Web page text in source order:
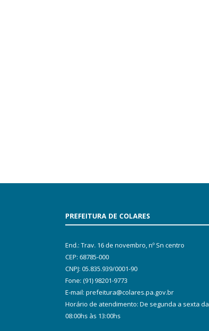
PREFEITURA DE COLARES
End.: Trav. 16 de novembro, nº Sn centro
CEP: 68785-000
CNPJ: 05.835.939/0001-90
Fone: (91) 98201-9773
E-mail: prefeitura@colares.pa.gov.br
Horário de atendimento: De segunda a sexta
08:00hs às 13:00hs